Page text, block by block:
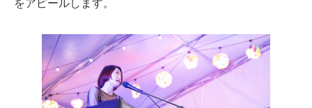
をアピールします。